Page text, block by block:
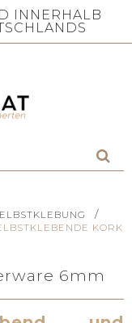
INNERHALB
/
KORK
6mm